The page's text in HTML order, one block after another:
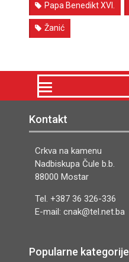
Papa Benedikt XVI.
Žanić
Kontakt
Crkva na kamenu
Nadbiskupa Čule b.b.
88000 Mostar
Tel. +387 36 326-336
E-mail: cnak@tel.net.ba
Popularne kategorije